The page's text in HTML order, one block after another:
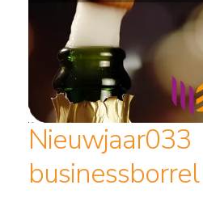
Nieuwjaar033